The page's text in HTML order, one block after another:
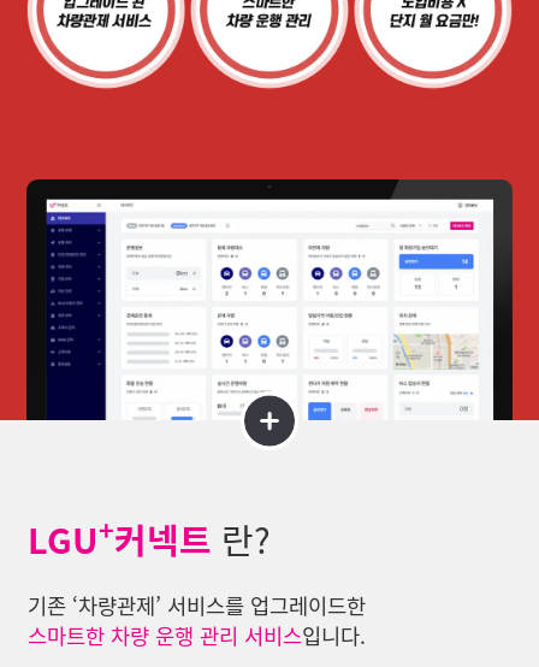
LGU+커넥트 란?
기존 ‘차량관제’ 서비스를 업그레이드한
스마트한 차량 운행 관리 서비스입니다.